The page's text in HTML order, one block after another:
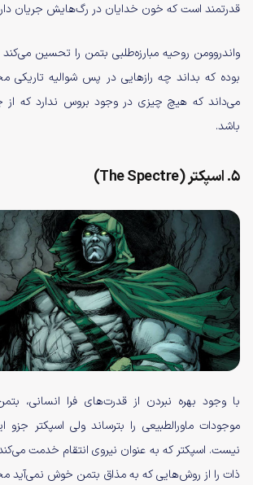
قدرتمند است که خون خدایان در رگ‌هایش جریان
واندروومن روحیه مبارزه‌طلبی بتمن را تحسین می‌کند
بوده که بداند چه رازهایی در پس شوالیه تاریکی
می‌داند که هیچ چیزی در وجود بروس ندارد که
باشد.
۵. اسپکتر (The Spectre)
با وجود بهره نبردن از قدرت‌های فرا انسانی،
موجودات ماورالطبیعی را بترساند ولی اسپکتر
نیست. اسپکتر که به عنوان نیروی انتقام خدمت
ذات را از روش‌هایی که به مذاق بتمن خوش نمی‌آید